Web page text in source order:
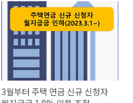
3월부터 주택 연금 신규 신청자